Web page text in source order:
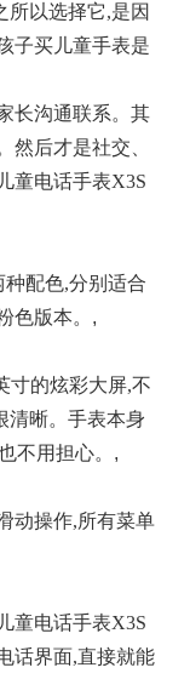
所以选择它,是因
子买儿童手表是
长沟通联系。其
然后才是社交、
童电话手表X3S
配色,分别适合
色版本。 ,
寸的炫彩大屏,不
清晰。手表本身
不用担心。 ,
动操作,所有菜单
童电话手表X3S
话界面,直接就能